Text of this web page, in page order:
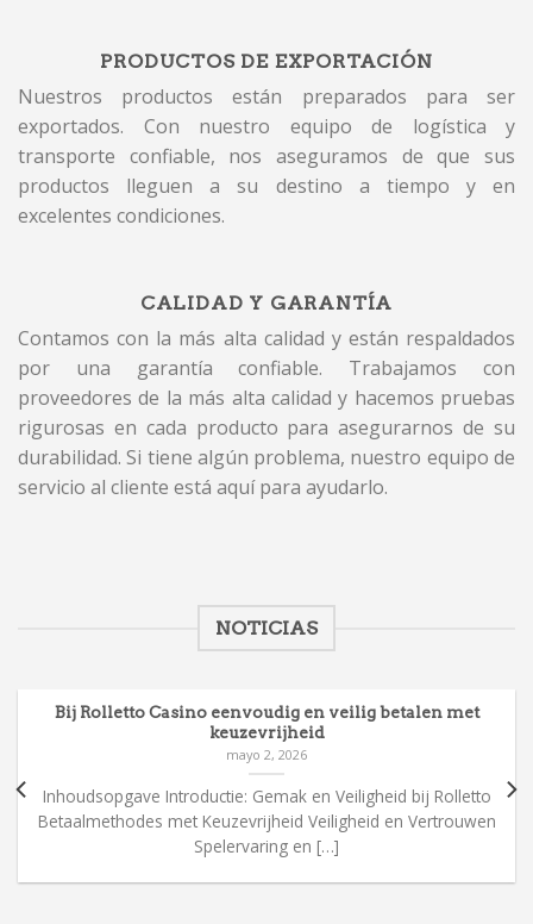
PRODUCTOS DE EXPORTACIÓN
Nuestros productos están preparados para ser
exportados. Con nuestro equipo de logística y
transporte confiable, nos aseguramos de que sus
productos lleguen a su destino a tiempo y en
excelentes condiciones.
CALIDAD Y GARANTÍA
Contamos con la más alta calidad y están respaldados
por una garantía confiable. Trabajamos con
proveedores de la más alta calidad y hacemos pruebas
rigurosas en cada producto para asegurarnos de su
durabilidad. Si tiene algún problema, nuestro equipo de
servicio al cliente está aquí para ayudarlo.
NOTICIAS
Bij Rolletto Casino eenvoudig en veilig betalen met
keuzevrijheid
mayo 2, 2026
Inhoudsopgave Introductie: Gemak en Veiligheid bij Rolletto
Betaalmethodes met Keuzevrijheid Veiligheid en Vertrouwen
Spelervaring en […]